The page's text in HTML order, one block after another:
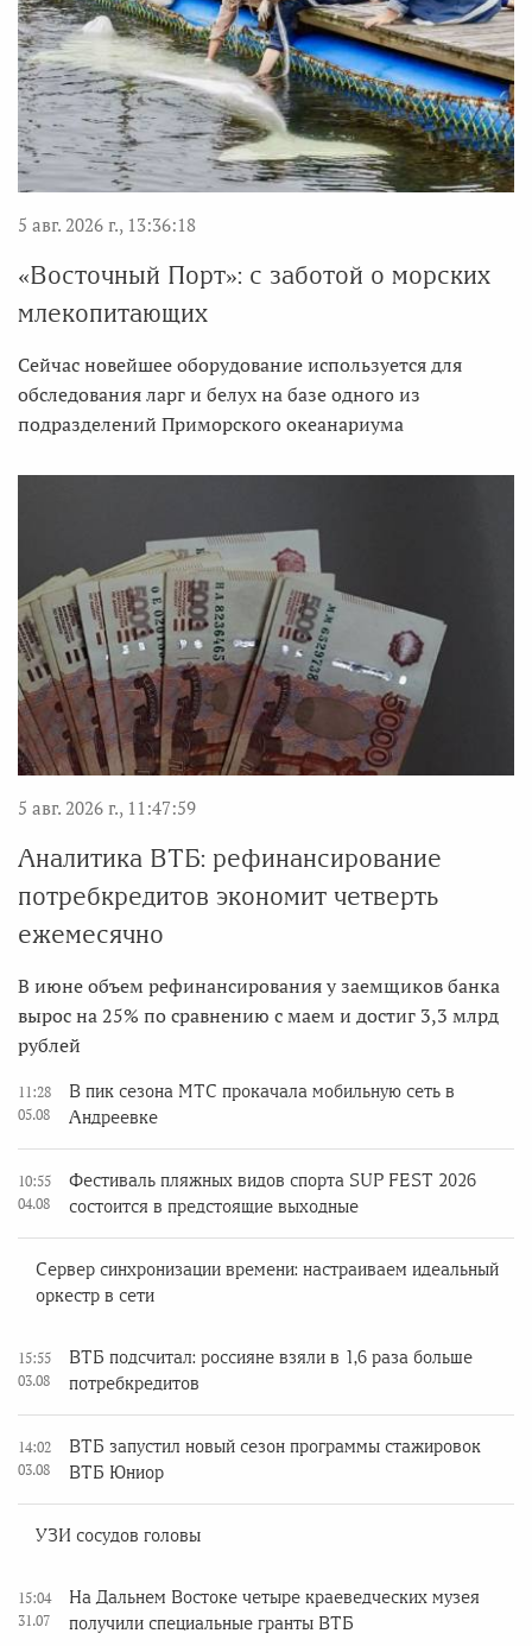
5 авг. 2026 г., 13:36:18
«Восточный Порт»: с заботой о морских
млекопитающих
Сейчас новейшее оборудование используется для
обследования ларг и белух на базе одного из
подразделений Приморского океанариума
5 авг. 2026 г., 11:47:59
Аналитика ВТБ: рефинансирование
потребкредитов экономит четверть
ежемесячно
В июне объем рефинансирования у заемщиков банка
вырос на 25% по сравнению с маем и достиг 3,3 млрд
рублей
11:28
05.08
В пик сезона МТС прокачала мобильную сеть в
Андреевке
10:55
04.08
Фестиваль пляжных видов спорта SUP FEST 2026
состоится в предстоящие выходные
Сервер синхронизации времени: настраиваем идеальный
оркестр в сети
15:55
03.08
ВТБ подсчитал: россияне взяли в 1,6 раза больше
потребкредитов
14:02
03.08
ВТБ запустил новый сезон программы стажировок
ВТБ Юниор
УЗИ сосудов головы
15:04
31.07
На Дальнем Востоке четыре краеведческих музея
получили специальные гранты ВТБ